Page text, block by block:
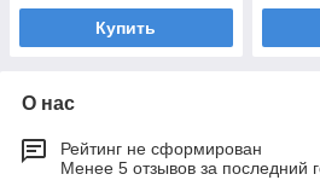
Купить
О нас
Рейтинг не сформирован
Менее 5 отзывов за последний